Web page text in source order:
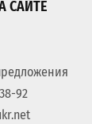
САЙТЕ
92